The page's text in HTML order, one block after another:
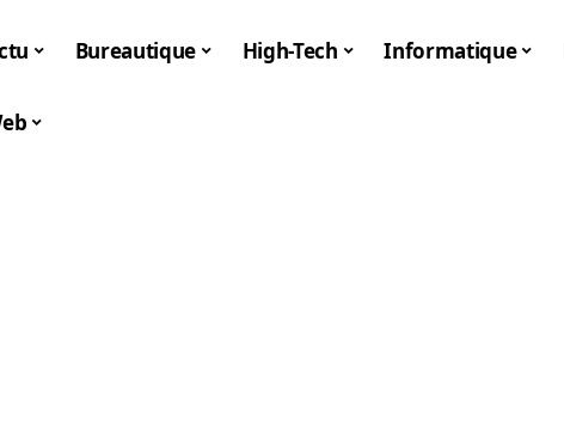
Bureautique High-Tech Informatique